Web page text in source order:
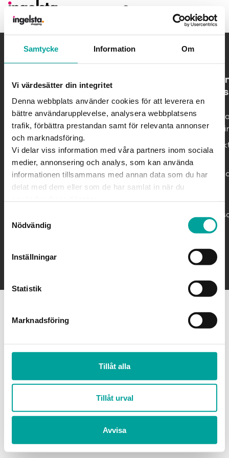
Samtycke Information Om
Vi värdesätter din integritet
Denna webbplats använder cookies för att leverera en
bättre användarupplevelse, analysera webbplatsens
trafik, förbättra prestandan samt för relevanta annonser
och marknadsföring.
Vi delar viss information med våra partners inom sociala
medier, annonsering och analys, som kan använda
informationen tillsammans med annan data som du har
delat med dem eller som de har samlat in när du
Nödvändig
Inställningar
Statistik
Marknadsföring
Tillåt alla
Tillåt urval
Avvisa
Om
Vårt